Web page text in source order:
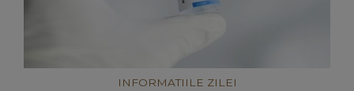
INFORMATIILE ZILEI